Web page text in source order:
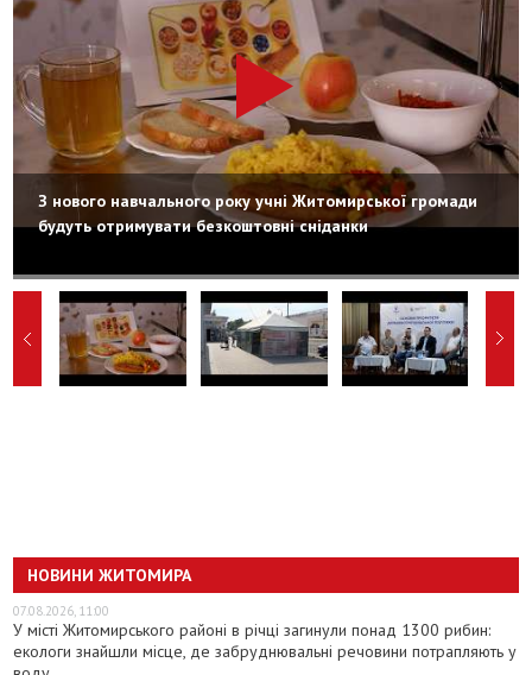
З нового навчального року учні Житомирської громади
будуть отримувати безкоштовні сніданки
НОВИНИ ЖИТОМИРА
07.08.2026, 11:00
У місті Житомирського районі в річці загинули понад 1300 рибин:
екологи знайшли місце, де забруднювальні речовини потрапляють у